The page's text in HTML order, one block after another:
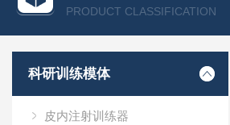
PRODUCT CLASSIFICATION
科研训练模体
皮内注射训练器